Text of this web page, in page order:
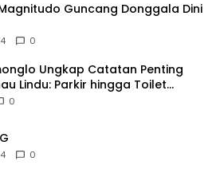
Guncang Donggala Dini
0
Ungkap Catatan Penting
Lindu: Parkir hingga Toilet
0
0